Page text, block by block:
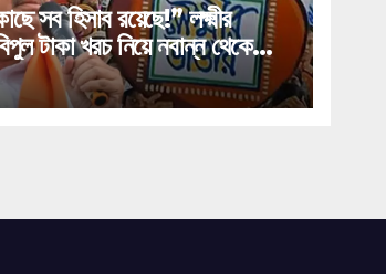
সব হিসাব রয়েছে!” লক্ষ্মীর
টাকা খরচ নিয়ে নবান্ন থেকে
দিলেন মুখ্যমন্ত্রী শুভেন্দু!